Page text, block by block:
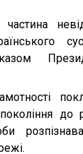
частина
до